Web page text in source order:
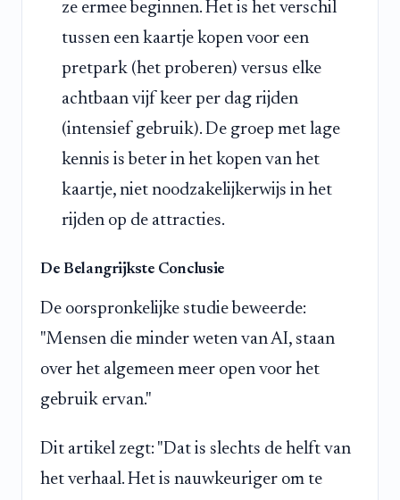
ze ermee beginnen. Het is het verschil
tussen een kaartje kopen voor een
pretpark (het proberen) versus elke
achtbaan vijf keer per dag rijden
(intensief gebruik). De groep met lage
kennis is beter in het kopen van het
kaartje, niet noodzakelijkerwijs in het
rijden op de attracties.
De Belangrijkste Conclusie
De oorspronkelijke studie beweerde:
"Mensen die minder weten van AI, staan
over het algemeen meer open voor het
gebruik ervan."
Dit artikel zegt: "Dat is slechts de helft van
het verhaal. Het is nauwkeuriger om te